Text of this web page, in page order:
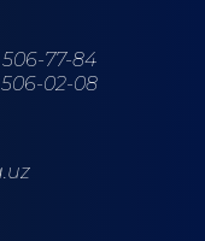
77-84
02-08